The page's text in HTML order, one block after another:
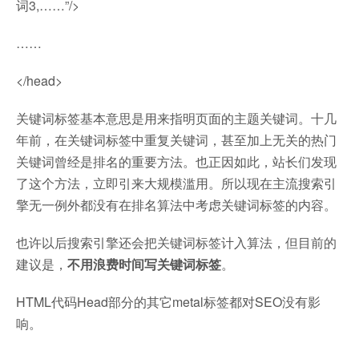
词3,……”/>
……
</head>
关键词标签基本意思是用来指明页面的主题关键词。十几
年前，在关键词标签中重复关键词，甚至加上无关的热门
关键词曾经是排名的重要方法。也正因如此，站长们发现
了这个方法，立即引来大规模滥用。所以现在主流搜索引
擎无一例外都没有在排名算法中考虑关键词标签的内容。
也许以后搜索引擎还会把关键词标签计入算法，但目前的
建议是， 不用浪费时间写关键词标签。
HTML代码Head部分的其它metal标签都对SEO没有影
响。